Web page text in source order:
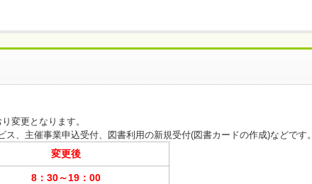
変更となります。
、主催事業申込受付、図書利用の新規受付(図書カードの作成)などです。
変更後
8：30～19：00